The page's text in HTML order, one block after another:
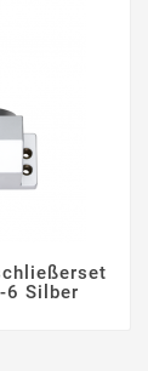

6 Silber